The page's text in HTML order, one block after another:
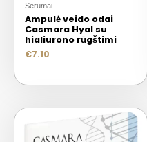
Serumai
Ampulė veido odai
Casmara Hyal su
hialiurono rūgštimi
€7.10